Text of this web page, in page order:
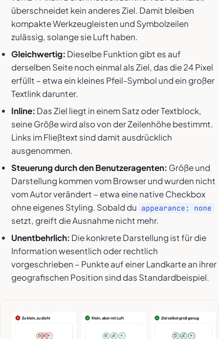
überschneidet kein anderes Ziel. Damit bleiben
kompakte Werkzeugleisten und Symbolzeilen
zulässig, solange sie Luft haben.
Gleichwertig: Dieselbe Funktion gibt es auf
derselben Seite noch einmal als Ziel, das die 24 Pixel
erfüllt – etwa ein kleines Pfeil-Symbol und ein großer
Textlink darunter.
Inline: Das Ziel liegt in einem Satz oder Textblock,
seine Größe wird also von der Zeilenhöhe bestimmt.
Links im Fließtext sind damit ausdrücklich
ausgenommen.
Steuerung durch den Benutzeragenten: Größe und
Darstellung kommen vom Browser und wurden nicht
vom Autor verändert – etwa eine native Checkbox
ohne eigenes Styling. Sobald du appearance: none
setzt, greift die Ausnahme nicht mehr.
Unentbehrlich: Die konkrete Darstellung ist für die
Information wesentlich oder rechtlich
vorgeschrieben – Punkte auf einer Landkarte an ihrer
geografischen Position sind das Standardbeispiel.